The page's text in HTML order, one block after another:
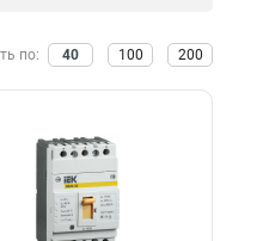
по: 40 100 200